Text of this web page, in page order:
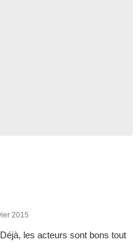
2015
les acteurs sont bons tout